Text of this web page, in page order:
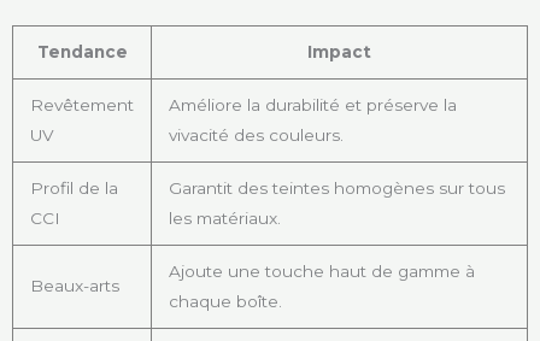
Tendance Impact
Revêtement
UV
Améliore la durabilité et préserve la
vivacité des couleurs.
Profil de la
CCI
Garantit des teintes homogènes sur tous
les matériaux.
Beaux-arts
Ajoute une touche haut de gamme à
chaque boîte.